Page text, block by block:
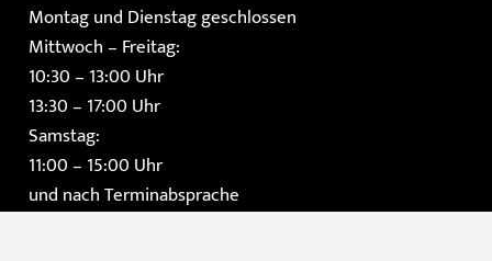
Montag und Dienstag geschlossen
Mittwoch – Freitag:
10:30 – 13:00 Uhr
13:30 – 17:00 Uhr
Samstag:
11:00 – 15:00 Uhr
und nach Terminabsprache